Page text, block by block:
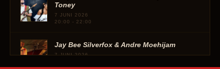
Toney
7 JUNI 2026
20:00 - 22:00
Jay Bee Silverfox & Andre Moehijam
7 JUNI 2026